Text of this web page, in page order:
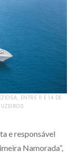
ENTRE 11 E 14 DE
e responsável
Namorada”,